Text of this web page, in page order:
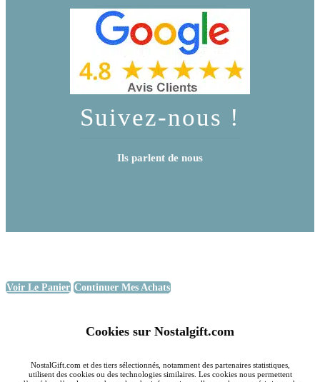
Suivez-nous !
Ils parlent de nous
Voir Le Panier Continuer Mes Achats
Cookies sur Nostalgift.com
NostalGift.com et des tiers sélectionnés, notamment des partenaires statistiques,
utilisent des cookies ou des technologies similaires. Les cookies nous permettent